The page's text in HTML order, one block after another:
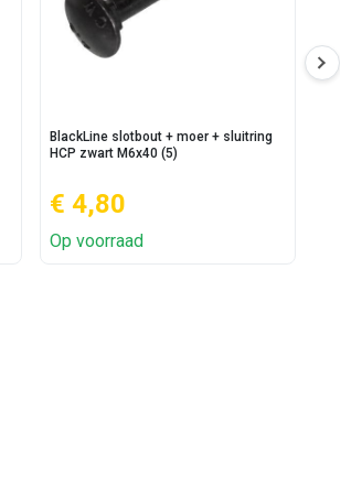
BlackLine slotbout + moer + sluitring
HCP zwart M6x40 (5)
€ 4,80
Op voorraad